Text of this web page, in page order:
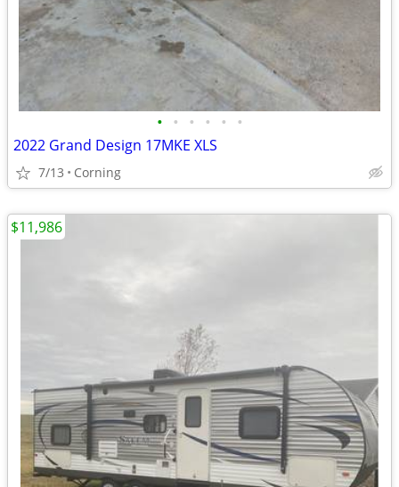
• • • • • •
2022 Grand Design 17MKE XLS
7/13 Corning
$11,986